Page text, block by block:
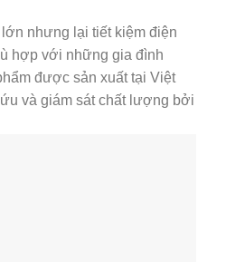
nhưng lại tiết kiệm điện
hợp với những gia đình
được sản xuất tại Việt
và giám sát chất lượng bởi